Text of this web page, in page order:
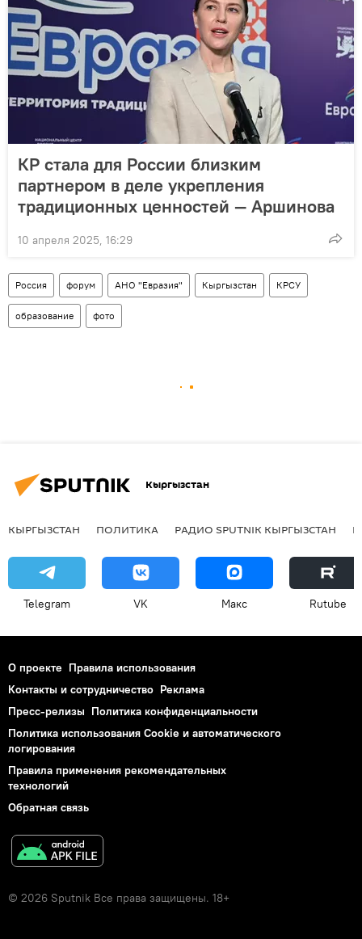
КР стала для России близким
партнером в деле укрепления
традиционных ценностей — Аршинова
10 апреля 2025, 16:29
Россия форум АНО "Евразия" Кыргызстан КРСУ
образование фото
Кыргызстан
КЫРГЫЗСТАН ПОЛИТИКА РАДИО SPUTNIK КЫРГЫЗСТАН
Telegram VK Макс Rutube
О проекте Правила использования
Контакты и сотрудничество Реклама
Пресс-релизы Политика конфиденциальности
Политика использования Cookie и автоматического
логирования
Правила применения рекомендательных
технологий
Обратная связь
© 2026 Sputnik Все права защищены. 18+